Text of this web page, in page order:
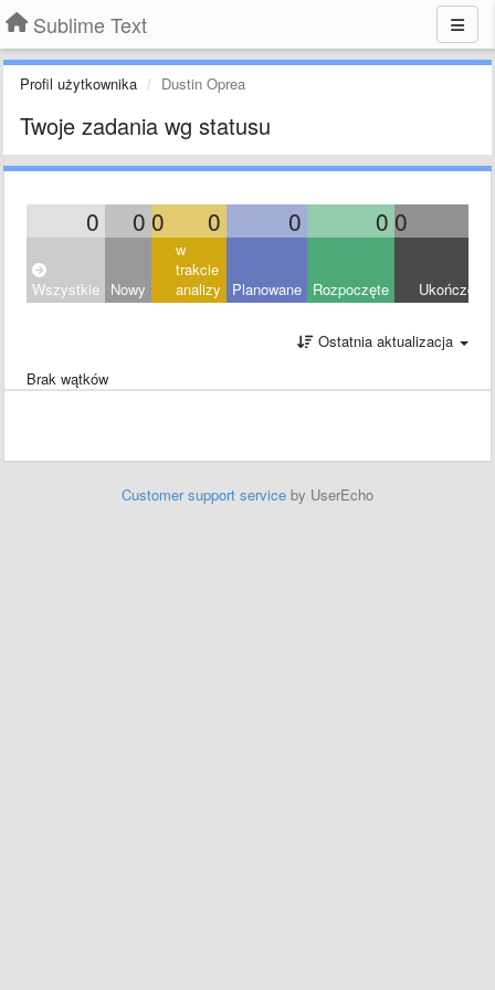
Sublime Text
Profil użytkownika Dustin Oprea
Twoje zadania wg statusu
0 0 0 0 0 0 0
Wszystkie Nowy
w
trakcie
analizy
Planowane Rozpoczęte Ukończony
Ostatnia aktualizacja
Brak wątków
Customer support service by UserEcho